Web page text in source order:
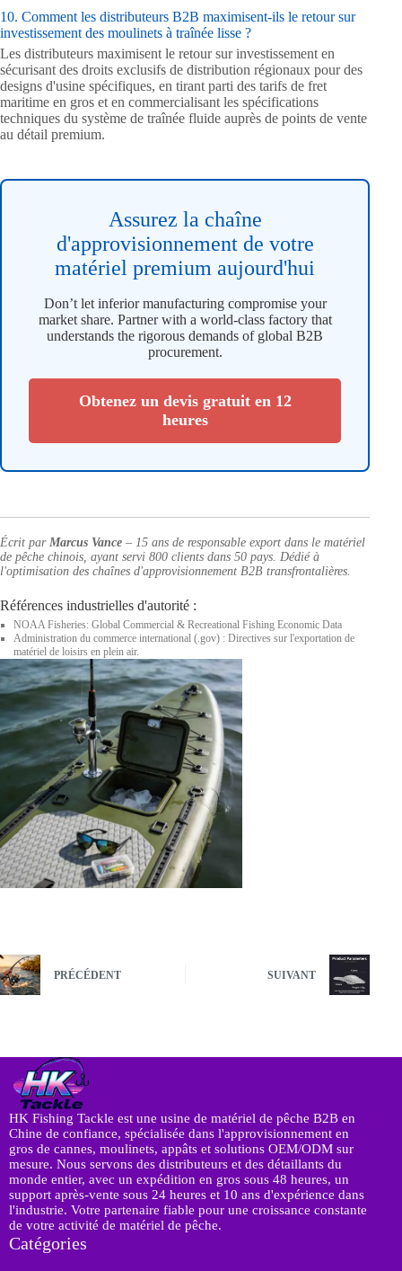
10. Comment les distributeurs B2B maximisent-ils le retour sur
investissement des moulinets à traînée lisse ?
Les distributeurs maximisent le retour sur investissement en
sécurisant des droits exclusifs de distribution régionaux pour des
designs d'usine spécifiques, en tirant parti des tarifs de fret
maritime en gros et en commercialisant les spécifications
techniques du système de traînée fluide auprès de points de vente
au détail premium.
Assurez la chaîne
d'approvisionnement de votre
matériel premium aujourd'hui
Don’t let inferior manufacturing compromise your
market share. Partner with a world-class factory that
understands the rigorous demands of global B2B
procurement.
Obtenez un devis gratuit en 12
heures
Écrit par Marcus Vance – 15 ans de responsable export dans le matériel
de pêche chinois, ayant servi 800 clients dans 50 pays. Dédié à
l'optimisation des chaînes d'approvisionnement B2B transfrontalières.
Références industrielles d'autorité :
NOAA Fisheries: Global Commercial & Recreational Fishing Economic Data
Administration du commerce international (.gov) : Directives sur l'exportation de
matériel de loisirs en plein air.
PRÉCÉDENT SUIVANT
HK Fishing Tackle est une usine de matériel de pêche B2B en
Chine de confiance, spécialisée dans l'approvisionnement en
gros de cannes, moulinets, appâts et solutions OEM/ODM sur
mesure. Nous servons des distributeurs et des détaillants du
monde entier, avec un expédition en gros sous 48 heures, un
support après-vente sous 24 heures et 10 ans d'expérience dans
l'industrie. Votre partenaire fiable pour une croissance constante
de votre activité de matériel de pêche.
Catégories